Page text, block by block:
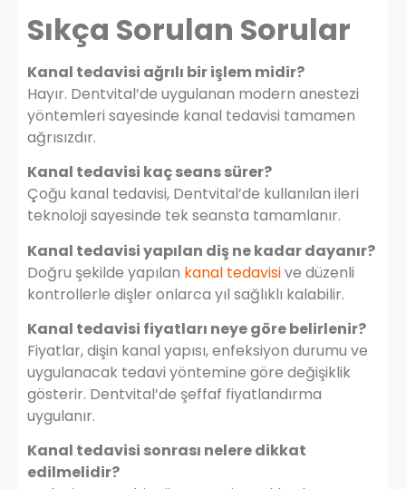
Sıkça Sorulan Sorular
Kanal tedavisi ağrılı bir işlem midir?
Hayır. Dentvital’de uygulanan modern anestezi
yöntemleri sayesinde kanal tedavisi tamamen
ağrısızdır.
Kanal tedavisi kaç seans sürer?
Çoğu kanal tedavisi, Dentvital’de kullanılan ileri
teknoloji sayesinde tek seansta tamamlanır.
Kanal tedavisi yapılan diş ne kadar dayanır?
Doğru şekilde yapılan kanal tedavisive düzenli
kontrollerle dişler onlarca yıl sağlıklı kalabilir.
Kanal tedavisi fiyatları neye göre belirlenir?
Fiyatlar, dişin kanal yapısı, enfeksiyon durumu ve
uygulanacak tedavi yöntemine göre değişiklik
gösterir. Dentvital’de şeffaf fiyatlandırma
uygulanır.
Kanal tedavisi sonrası nelere dikkat
edilmelidir?